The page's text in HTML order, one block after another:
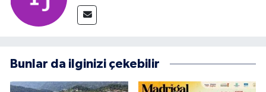
Bunlar da ilginizi çekebilir